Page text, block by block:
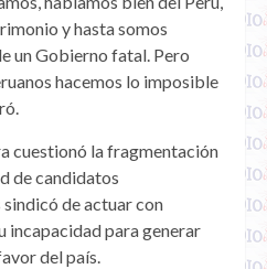
y hasta somos
un Gobierno fatal. Pero
hacemos lo imposible
cuestionó la fragmentación
de candidatos
sindicó de actuar con
incapacidad para generar
del país.